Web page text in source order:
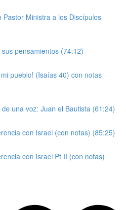
Pastor Ministra a los Discípulos
pensamientos (74:12)
pueblo! (Isaías 40) con notas
una voz: Juan el Bautista (61:24)
con Israel (con notas) (85:25)
con Israel Pt II (con notas)